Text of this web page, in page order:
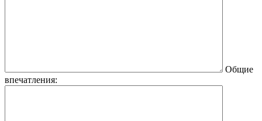
Общие
впечатления: